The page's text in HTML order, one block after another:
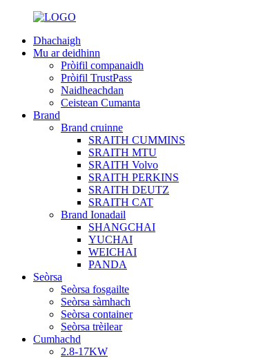
Dhachaigh
Mu ar deidhinn
Pròifil companaidh
Pròifil TrustPass
Naidheachdan
Ceistean Cumanta
Brand
Brand cruinne
SRAITH CUMMINS
SRAITH MTU
SRAITH Volvo
SRAITH PERKINS
SRAITH DEUTZ
SRAITH CAT
Brand Ionadail
SHANGCHAI
YUCHAI
WEICHAI
PANDA
Seòrsa
Seòrsa fosgailte
Seòrsa sàmhach
Seòrsa container
Seòrsa trèilear
Cumhachd
2.8-17KW